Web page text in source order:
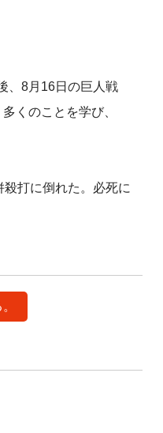
、8月16日の巨人戦
くのことを学び、
打に倒れた。必死に